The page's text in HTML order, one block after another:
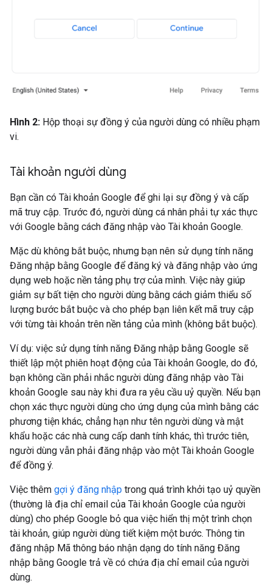
Hình 2: Hộp thoại sự đồng ý của người dùng có nhiều phạm
vi.
Tài khoản người dùng
Bạn cần có Tài khoản Google để ghi lại sự đồng ý và cấp
mã truy cập. Trước đó, người dùng cá nhân phải tự xác thực
với Google bằng cách đăng nhập vào Tài khoản Google.
Mặc dù không bắt buộc, nhưng bạn nên sử dụng tính năng
Đăng nhập bằng Google để đăng ký và đăng nhập vào ứng
dụng web hoặc nền tảng phụ trợ của mình. Việc này giúp
giảm sự bất tiện cho người dùng bằng cách giảm thiểu số
lượng bước bắt buộc và cho phép bạn liên kết mã truy cập
với từng tài khoản trên nền tảng của mình (không bắt buộc).
Ví dụ: việc sử dụng tính năng Đăng nhập bằng Google sẽ
thiết lập một phiên hoạt động của Tài khoản Google, do đó,
bạn không cần phải nhắc người dùng đăng nhập vào Tài
khoản Google sau này khi đưa ra yêu cầu uỷ quyền. Nếu bạn
chọn xác thực người dùng cho ứng dụng của mình bằng các
phương tiện khác, chẳng hạn như tên người dùng và mật
khẩu hoặc các nhà cung cấp danh tính khác, thì trước tiên,
người dùng vẫn phải đăng nhập vào một Tài khoản Google
để đồng ý.
Việc thêm gợi ý đăng nhập trong quá trình khởi tạo uỷ quyền
(thường là địa chỉ email của Tài khoản Google của người
dùng) cho phép Google bỏ qua việc hiển thị một trình chọn
tài khoản, giúp người dùng tiết kiệm một bước. Thông tin
đăng nhập Mã thông báo nhận dạng do tính năng Đăng
nhập bằng Google trả về có chứa địa chỉ email của người
dùng.